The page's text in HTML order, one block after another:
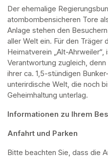
Der ehemalige
atombombensicheren Tore
Anlage stehen den
aller Welt ein. Für den
Heimatverein „Alt-
Verantwortung zugleich,
ihrer ca. 1,5-stündigen
unterirdische Welt, die noch
Geheimhaltung unterlag.
Informationen zu Ihrem
Anfahrt und Parken
Bitte beachten Sie, dass die